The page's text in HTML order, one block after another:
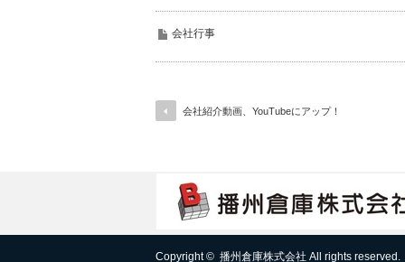
会社行事
会社紹介動画、YouTubeにアップ！
Copyright © 播州倉庫株式会社 All rights reserved.